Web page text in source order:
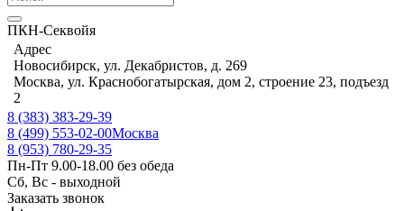
ПКН-Секвойя
Адрес
Новосибирск, ул. Декабристов, д. 269
Москва, ул. Краснобогатырская, дом 2, строение 23, подъезд
2
8 (383) 383-29-39
8 (499) 553-02-00Москва
8 (953) 780-29-35
Пн-Пт 9.00-18.00 без обеда
Сб, Вс - выходной
Заказать звонок